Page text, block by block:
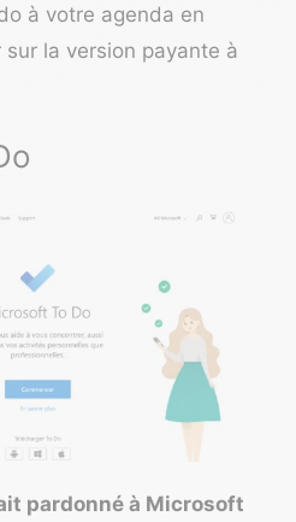
à votre agenda en
la version payante à
pardonné à Microsoft